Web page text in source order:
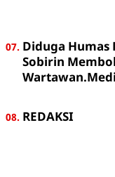
Diduga Humas
Sobirin
REDAKSI